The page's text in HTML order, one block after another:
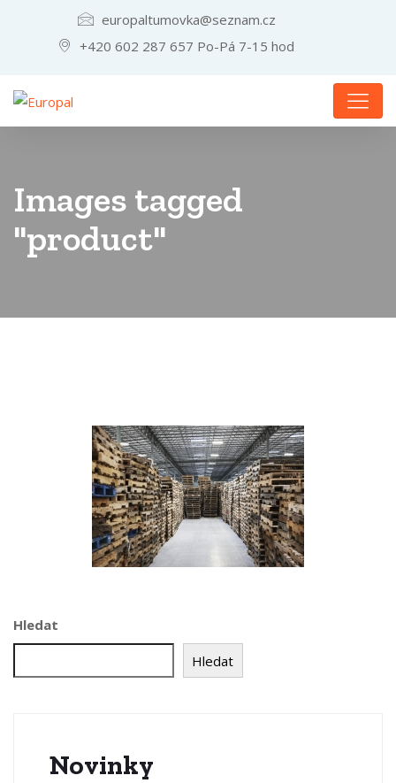
europaltumovka@seznam.cz
+420 602 287 657 Po-Pá 7-15 hod
Images tagged
"product"
Hledat
Hledat
Novinky